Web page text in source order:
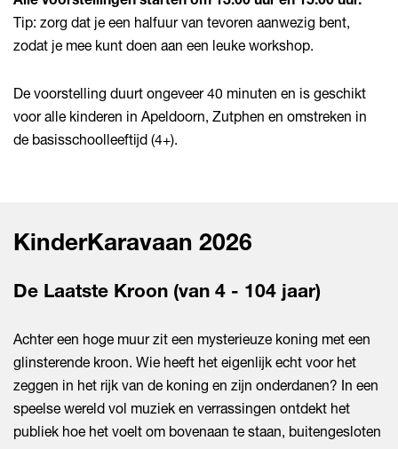
Tip: zorg dat je een halfuur van tevoren aanwezig bent,
zodat je mee kunt doen aan een leuke workshop.
De voorstelling duurt ongeveer 40 minuten en is geschikt
voor alle kinderen in Apeldoorn, Zutphen en omstreken in
de basisschoolleeftijd (4+).
KinderKaravaan 2026
De Laatste Kroon (van 4 - 104 jaar)
Achter een hoge muur zit een mysterieuze koning met een
glinsterende kroon. Wie heeft het eigenlijk echt voor het
zeggen in het rijk van de koning en zijn onderdanen? In een
speelse wereld vol muziek en verrassingen ontdekt het
publiek hoe het voelt om bovenaan te staan, buitengesloten